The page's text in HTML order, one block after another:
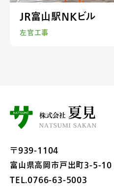
JR富山駅NKビル
左官工事
〒939-1104
富山県高岡市戸出町3-5-10
TEL.0766-63-5003